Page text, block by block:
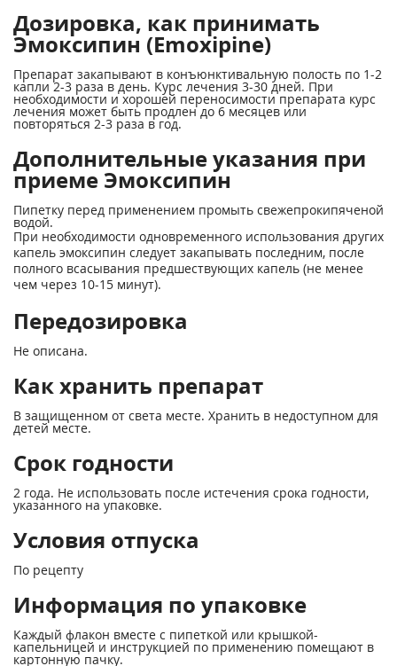
Дозировка, как принимать
Эмоксипин (Emoxipine)
Препарат закапывают в конъюнктивальную полость по 1-2
капли 2-3 раза в день. Курс лечения 3-30 дней. При
необходимости и хорошей переносимости препарата курс
лечения может быть продлен до 6 месяцев или
повторяться 2-3 раза в год.
Дополнительные указания при
приеме Эмоксипин
Пипетку перед применением промыть свежепрокипяченой
водой.
При необходимости одновременного использования других
капель эмоксипин следует закапывать последним, после
полного всасывания предшествующих капель (не менее
чем через 10-15 минут).
Передозировка
Не описана.
Как хранить препарат
В защищенном от света месте. Хранить в недоступном для
детей месте.
Срок годности
2 года. Не использовать после истечения срока годности,
указанного на упаковке.
Условия отпуска
По рецепту
Информация по упаковке
Каждый флакон вместе с пипеткой или крышкой-
капельницей и инструкцией по применению помещают в
картонную пачку.